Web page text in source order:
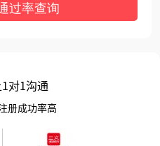
过率查询
对1沟通
册成功率高